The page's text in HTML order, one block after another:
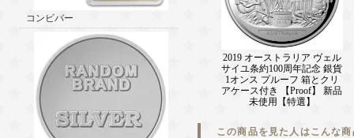
コンビバー
2019 オーストラリア ヴェル
サイユ条約100周年記念 銀貨
1オンス プルーフ 箱とクリ
アケース付き 【Proof】 新品
未使用【特選】
この商品を見た人はこんな